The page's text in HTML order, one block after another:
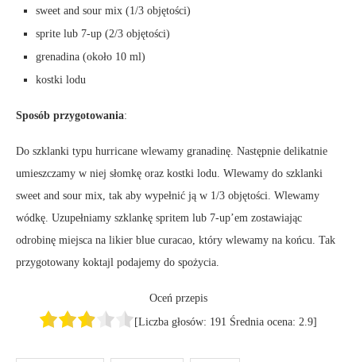
sweet and sour mix (1/3 objętości)
sprite lub 7-up (2/3 objętości)
grenadina (około 10 ml)
kostki lodu
Sposób przygotowania:
Do szklanki typu hurricane wlewamy granadinę. Następnie delikatnie
umieszczamy w niej słomkę oraz kostki lodu. Wlewamy do szklanki
sweet and sour mix, tak aby wypełnić ją w 1/3 objętości. Wlewamy
wódkę. Uzupełniamy szklankę spritem lub 7-up’em zostawiając
odrobinę miejsca na likier blue curacao, który wlewamy na końcu. Tak
przygotowany koktajl podajemy do spożycia.
Oceń przepis
[Liczba głosów: 191 Średnia ocena: 2.9]